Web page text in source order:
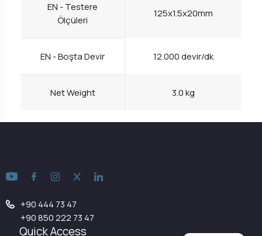
EN - Testere
Ölçüleri
125x1.5x20mm
EN - Boşta Devir 12.000 devir/dk
Net Weight 3.0 kg
+90 444 73 47
+90 850 222 73 47
Quick Access